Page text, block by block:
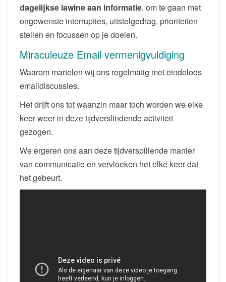
dagelijkse lawine aan informatie, om te gaan met
ongewenste interrupties, uitstelgedrag, prioriteiten
stellen en focussen op je doelen.
Miraculeuze Email vermenigvuldiging
Waarom martelen wij ons regelmatig met eindeloos
emaildiscussies.
Het drijft ons tot waanzin maar toch worden we elke
keer weer in deze tijdverslindende activiteit
gezogen.
We ergeren ons aan deze tijdverspillende manier
van communicatie en vervloeken het elke keer dat
het gebeurt.